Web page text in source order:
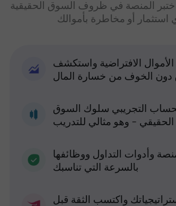
واختبر المنصة في ظروف السوق الحقيقية
استثمار أو مخاطرة بأموالك
الافتراضية واستكشف
دون الخوف من خسارة المال
التجريبي سلوك السوق
الحقيقي - وهو مثالي للتدريب
وأدوات التداول ووظائفها
بالسرعة التي تناسبك
واكتسب الثقة قبل